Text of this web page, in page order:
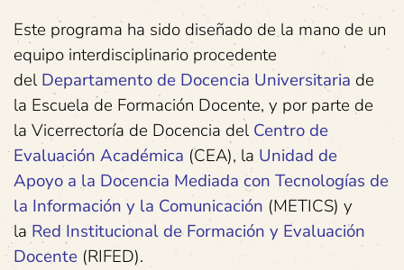
Este programa ha sido diseñado de la mano de un
equipo interdisciplinario procedente
delDepartamento de Docencia Universitaria de
la Escuela de Formación Docente, y por parte de
la Vicerrectoría de Docencia delCentro de
Evaluación Académica (CEA), la Unidad de
Apoyo a la Docencia Mediada con Tecnologías de
la Información y la Comunicación (METICS) y
la Red Institucional de Formación y Evaluación
Docente (RIFED).